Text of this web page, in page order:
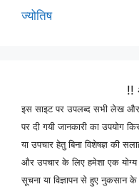
ज्योतिष
!!
इस साइट पर उपलब्द सभी लेख और
पर दी गयी जानकारी का उपयोग
या उपचार हेतु बिना विशेषज्ञ की
और उपचार के लिए हमेशा एक योग्य
सूचना या विज्ञापन से हुए नुकसान के